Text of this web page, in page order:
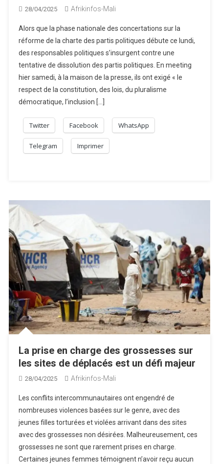
28/04/2025 Afrikinfos-Mali
Alors que la phase nationale des concertations sur la
réforme de la charte des partis politiques débute ce lundi,
des responsables politiques s’insurgent contre une
tentative de dissolution des partis politiques. En meeting
hier samedi, à la maison de la presse, ils ont exigé « le
respect de la constitution, des lois, du pluralisme
démocratique, l’inclusion […]
Twitter Facebook WhatsApp
Telegram Imprimer
La prise en charge des grossesses sur
les sites de déplacés est un défi majeur
28/04/2025 Afrikinfos-Mali
Les conflits intercommunautaires ont engendré de
nombreuses violences basées sur le genre, avec des
jeunes filles torturées et violées arrivant dans des sites
avec des grossesses non désirées. Malheureusement, ces
grossesses ne sont que rarement prises en charge.
Certaines jeunes femmes témoignent n’avoir reçu aucun